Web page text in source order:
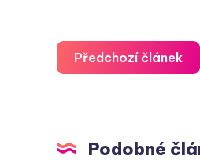
Předchozí článek
Podobné